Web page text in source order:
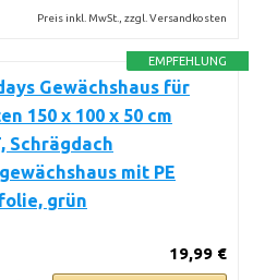
Preis inkl. MwSt., zzgl. Versandkosten
EMPFEHLUNG
Gewächshaus für
150 x 100 x 50 cm
Schrägdach
mit PE
grün
19,99 €